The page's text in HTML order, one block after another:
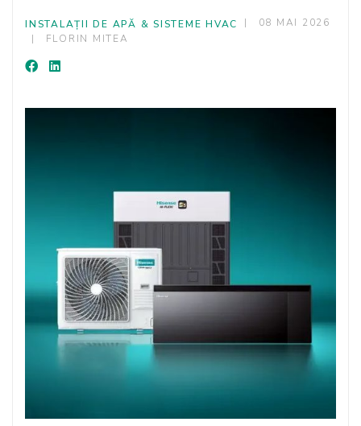
INSTALAȚII DE APĂ & SISTEME HVAC
08 MAI 2026
FLORIN MITEA